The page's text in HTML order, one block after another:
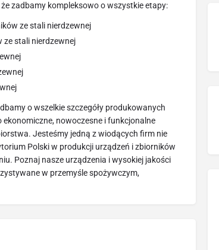
zadbamy kompleksowo o wszystkie etapy:
ze stali nierdzewnej
ze stali nierdzewnej
o wszelkie szczegóły produkowanych
nowoczesne i funkcjonalne
Jesteśmy jedną z wiodących firm nie
Polski w produkcji urządzeń i zbiorników
Poznaj nasze urządzenia i wysokiej jakości
w przemyśle spożywczym,